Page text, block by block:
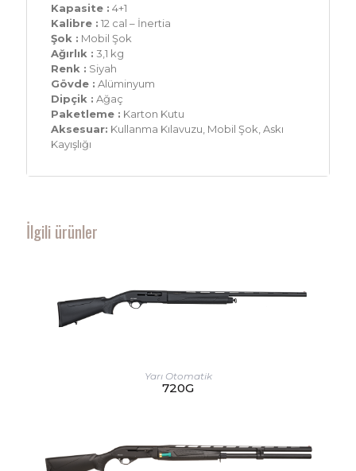
Kapasite : 4+1
Kalibre : 12 cal – İnertia
Şok : Mobil Şok
Ağırlık : 3,1 kg
Renk : Siyah
Gövde : Alüminyum
Dipçik : Ağaç
Paketleme : Karton Kutu
Aksesuar: Kullanma Kılavuzu, Mobil Şok, Askı
Kayışlığı
İlgili ürünler
Yarı Otomatik
720G